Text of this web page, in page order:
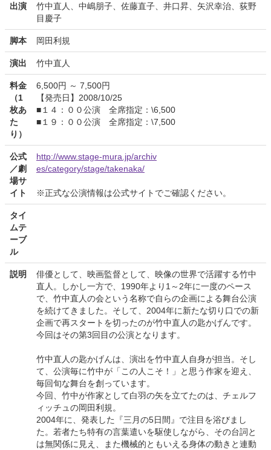
出演
竹中直人、中嶋朋子、佐藤直子、井口昇、矢沢幸治、荻野
目慶子
脚本 岡田利規
演出 竹中直人
料金
（1
枚あ
た
り）
6,500円 ～ 7,500円
【発売日】2008/10/25
■１４：００公演 全席指定：\6,500
■１９：００公演 全席指定：\7,500
公式
／劇
場サ
イト
http://www.stage-mura.jp/archiv
es/category/stage/takenaka/
※正式な公演情報は公式サイトでご確認ください。
タイ
ムテ
ーブ
ル
説明
俳優として、映画監督として、映像の世界で活躍する竹中
直人。しかし一方で、1990年より1～2年に一度のペース
で、竹中直人の会という名称で自らの企画による舞台公演
を続けてきました。そして、2004年に新たな切り口での新
企画で再スタートを切ったのが竹中直人の匙かげんです。
今回はその第3回目の公演となります。
竹中直人の匙かげんは、演出を竹中直人自身が担当。そし
て、公演毎に竹中が「この人こそ！」と思う作家を迎え、
毎回旬な舞台を創っています。
今回、竹中が作家として白羽の矢を立てたのは、チェルフ
ィッチュの岡田利規。
2004年に、発表した『三月の5日間』で注目を浴びまし
た。若者たち特有の言葉遣いを駆使しながら、その台詞と
は無関係に見え、また機械的ともいえる身体の動きと連動